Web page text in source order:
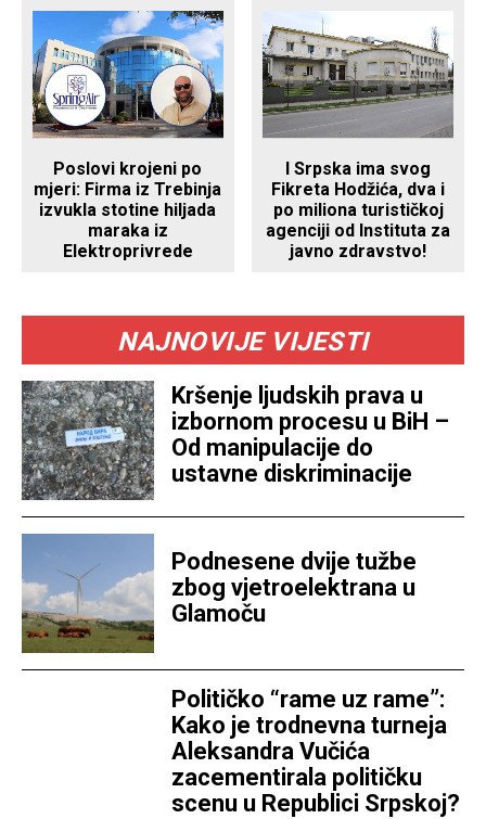
Poslovi krojeni po
mjeri: Firma iz Trebinja
izvukla stotine hiljada
maraka iz
Elektroprivrede
I Srpska ima svog
Fikreta Hodžića, dva i
po miliona turističkoj
agenciji od Instituta za
javno zdravstvo!
NAJNOVIJE VIJESTI
Kršenje ljudskih prava u
izbornom procesu u BiH –
Od manipulacije do
ustavne diskriminacije
Podnesene dvije tužbe
zbog vjetroelektrana u
Glamoču
Političko “rame uz rame”:
Kako je trodnevna turneja
Aleksandra Vučića
zacementirala političku
scenu u Republici Srpskoj?